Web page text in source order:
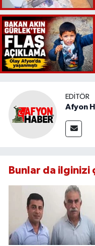
EDITÖR
Afyon
Bunlar da ilginizi